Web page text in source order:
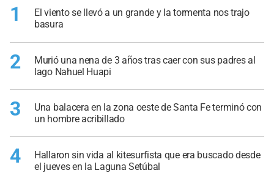
1
El viento se llevó a un grande y la tormenta nos trajo
basura
2
Murió una nena de 3 años tras caer con sus padres al
lago Nahuel Huapi
3
Una balacera en la zona oeste de Santa Fe terminó con
un hombre acribillado
4
Hallaron sin vida al kitesurfista que era buscado desde
el jueves en la Laguna Setúbal